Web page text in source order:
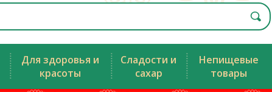
Для здоровья и
красоты
Сладости и
сахар
Непищевые
товары